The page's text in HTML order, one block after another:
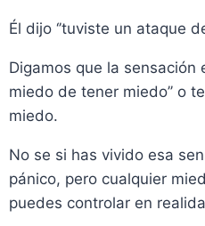
Él dijo ‘’tuviste un ataque
Digamos que la sensación
miedo de tener miedo’’ o
miedo.
No se si has vivido esa
pánico, pero cualquier
puedes controlar en